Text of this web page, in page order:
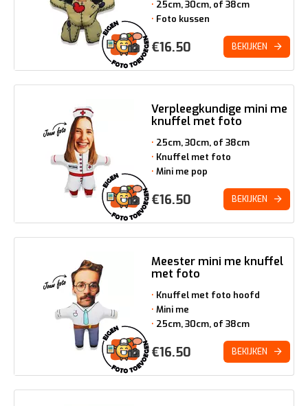
25cm, 30cm, of 38cm
Foto kussen
€16.50 BEKIJKEN
Verpleegkundige mini me
knuffel met foto
25cm, 30cm, of 38cm
Knuffel met foto
Mini me pop
€16.50 BEKIJKEN
Meester mini me knuffel
met foto
Knuffel met foto hoofd
Mini me
25cm, 30cm, of 38cm
€16.50 BEKIJKEN